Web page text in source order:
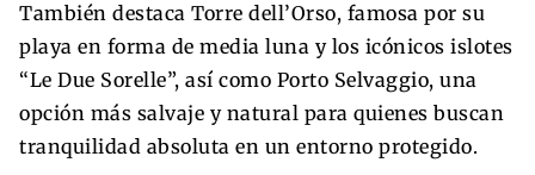
También destaca Torre dell’Orso, famosa por su
playa en forma de media luna y los icónicos islotes
“Le Due Sorelle”, así como Porto Selvaggio, una
opción más salvaje y natural para quienes buscan
tranquilidad absoluta en un entorno protegido.